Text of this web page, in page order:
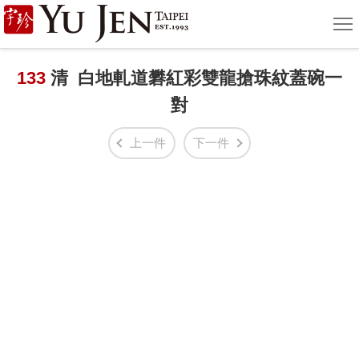
宇
珍
國
單
133 清 白地軋道礬紅彩雙龍搶珠紋蓋碗一
對
上一件 下一件